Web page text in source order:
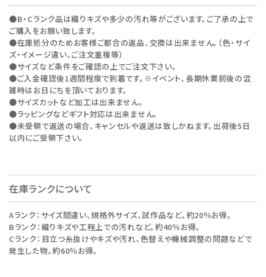
●B・Cランク品は織りキズや多少の汚れ等がございます。ご了承の上で
ご購入をお願い致します。
●在庫処分のためお客様ご都合の返品、交換は出来ません。（色・サイ
ズ・イメージ違い、ご注文重複等）
●サイズなど条件をご確認の上でご注文下さい。
●ご入金確認後1週間程度で到着です。※イベント、長期休業前後の混
雑時はお日にちを頂いております。
●サイズカットなど加工は出来ません。
●ラッピングなどギフト対応は出来ません。
●未受領で返送の場合、キャンセルや返送は致しかねます。出荷後5日
以内にご受領下さい。
在庫ランクについて
Aランク：サイズ間違い、規格外サイズ、試作品など。約20％お得。
Bランク：織りキズや工程上での汚れなど。約40％お得。
Cランク：目立つ糸抜けやキズや汚れ、色替えや機械調整の問題などで
発生した物。約60％お得。